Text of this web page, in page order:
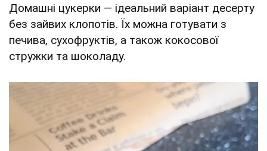
Домашні цукерки — ідеальний варіант десерту
без зайвих клопотів. Їх можна готувати з
печива, сухофруктів, а також кокосової
стружки та шоколаду.